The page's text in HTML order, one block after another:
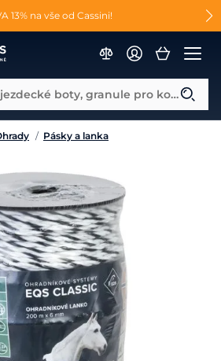
13% na vše od Cassini!
SLEVY AŽ 70% 😮
k vybraným sedlům ZDARMA 🐴
Co hledáte? Např. jezdecké boty, granule pro koně...
/ Pásky a lanka